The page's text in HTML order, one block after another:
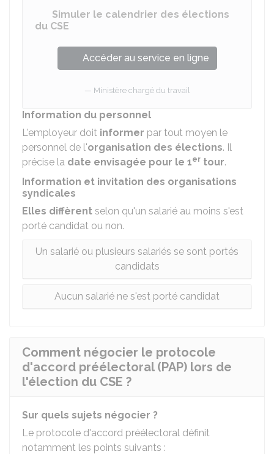
Simuler le calendrier des élections
du CSE
Accéder au service en ligne
Ministère chargé du travail
Information du personnel
L'employeur doit informer par tout moyen le
personnel de l'organisation des élections. Il
précise la date envisagée pour le 1er tour.
Information et invitation des organisations
syndicales
Elles diffèrent selon qu'un salarié au moins s'est
porté candidat ou non.
Un salarié ou plusieurs salariés se sont portés
candidats
Aucun salarié ne s'est porté candidat
Comment négocier le protocole
d'accord préélectoral (PAP) lors de
l'élection du CSE ?
Sur quels sujets négocier ?
Le protocole d'accord préélectoral définit
notamment les points suivants :